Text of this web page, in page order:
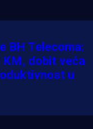
BH Telecoma:
dobit veća
u